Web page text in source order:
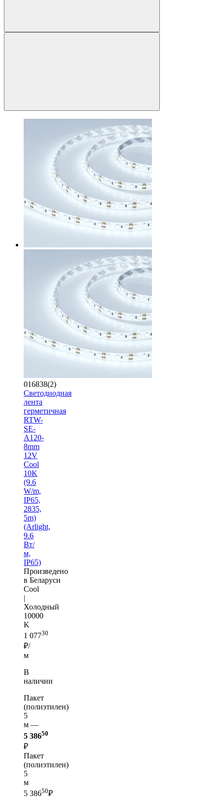
016838(2)
Светодиодная
лента
герметичная
RTW-
SE-
A120-
8mm
12V
Cool
10K
(9.6
W/m,
IP65,
2835,
5m)
(Arlight,
9.6
Вт/
м,
IP65)
Произведено
в Беларуси
Cool
|
Холодный
10000
K
1 07730
₽/
м
В
наличии
Пакет
(полиэтилен)
5
м —
5 38650
₽
Пакет
(полиэтилен)
5
м
5 38650₽